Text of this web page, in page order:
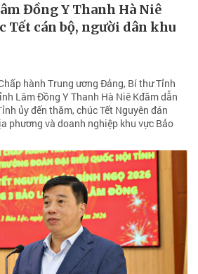
Đồng Y Thanh Hà Niê
Tết cán bộ, người dân khu
hành Trung ương Đảng, Bí thư Tỉnh
Lâm Đồng Y Thanh Hà Niê Kđăm dẫn
ủy đến thăm, chúc Tết Nguyên đán
phương và doanh nghiệp khu vực Bảo